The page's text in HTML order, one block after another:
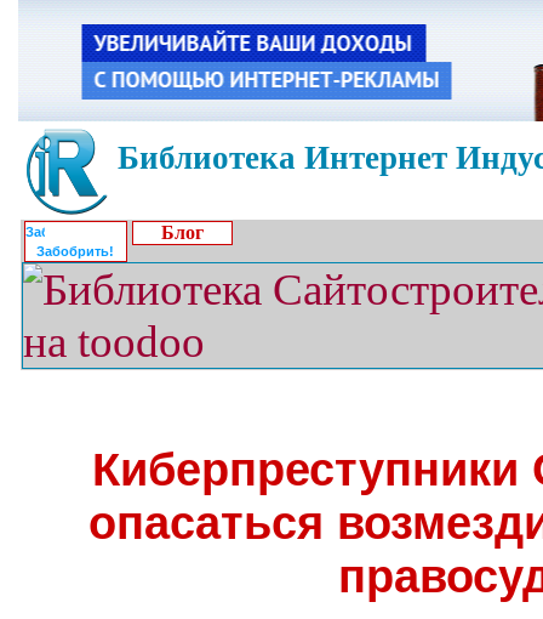
Библиотека Интернет
Забобрить!
Блог
опасаться